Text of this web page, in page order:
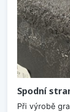
Spodní
Při výrobě